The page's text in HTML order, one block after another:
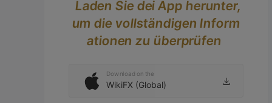
Laden Sie dei App herunter,
um die vollständigen Inform
ationen zu überprüfen
Download on the
WikiFX (Global)